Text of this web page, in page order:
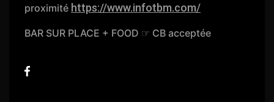
proximité https://www.infotbm.com/
BAR SUR PLACE + FOOD ☞ CB acceptée